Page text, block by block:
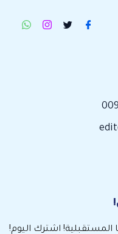
المستقبلية! اشترك اليوم!